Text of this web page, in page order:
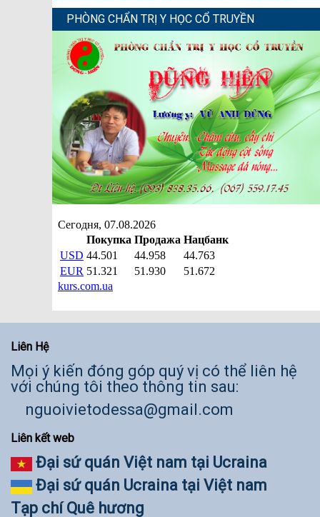
PHÒNG CHẨN TRỊ Y HỌC CỔ TRUYỀN
Liên Hệ
Mọi ý kiến đóng góp quý vị có thể liên hệ
với chúng tôi theo thông tin sau:
nguoivietodessa@gmail.com
Liên kết web
Đại sứ quán Việt nam tại Ucraina
Đại sứ quán Ucraina tại Việt nam
Tạp chí Quê hương